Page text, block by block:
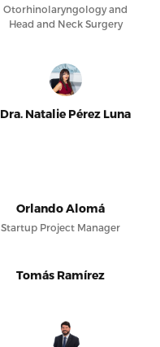
Otorhinolaryngology and
Head and Neck Surgery
Dra. Natalie Pérez Luna
Orlando Alomá
Startup Project Manager
Tomás Ramírez